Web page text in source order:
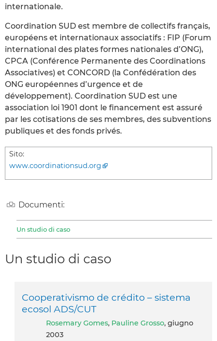
internationale.
Coordination SUD est membre de collectifs français,
européens et internationaux associatifs : FIP (Forum
international des plates formes nationales d’ONG),
CPCA (Conférence Permanente des Coordinations
Associatives) et CONCORD (la Confédération des
ONG européennes d’urgence et de
développement). Coordination SUD est une
association loi 1901 dont le financement est assuré
par les cotisations de ses membres, des subventions
publiques et des fonds privés.
Sito:
www.coordinationsud.org
Documenti:
Un studio di caso
Un studio di caso
Cooperativismo de crédito – sistema
ecosol ADS/CUT
Rosemary Gomes, Pauline Grosso, giugno
2003